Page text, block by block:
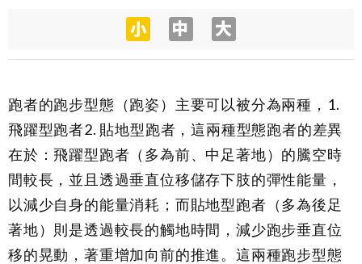
跑者的跑步型態（跑姿）主要可以被分為兩種，1.
飛躍型跑者2. 貼地型跑者，這兩種型態跑者的差異
在於：飛躍型跑者（多為前、中足著地）的騰空時
間較長，並且透過垂直位移儲存下肢的彈性能量，
以減少自身的能量消耗；而貼地型跑者（多為後足
著地）則是透過較長的觸地時間，減少跑步垂直位
移的晃動，著重增加向前的推進。這兩種跑步型態